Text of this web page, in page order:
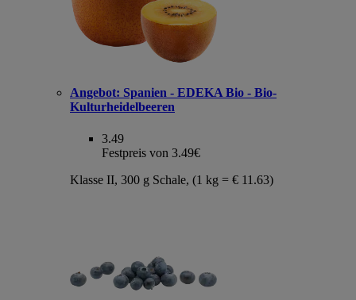
Angebot: Spanien - EDEKA Bio - Bio-
Kulturheidelbeeren
3.49
Festpreis von 3.49€
Klasse II, 300 g Schale, (1 kg = € 11.63)